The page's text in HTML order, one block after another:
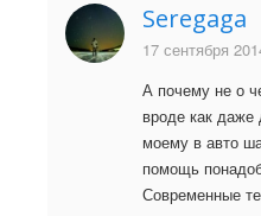
Seregaga
17 сентября
А почему не о
вроде как
моему в авто
помощь
Современные